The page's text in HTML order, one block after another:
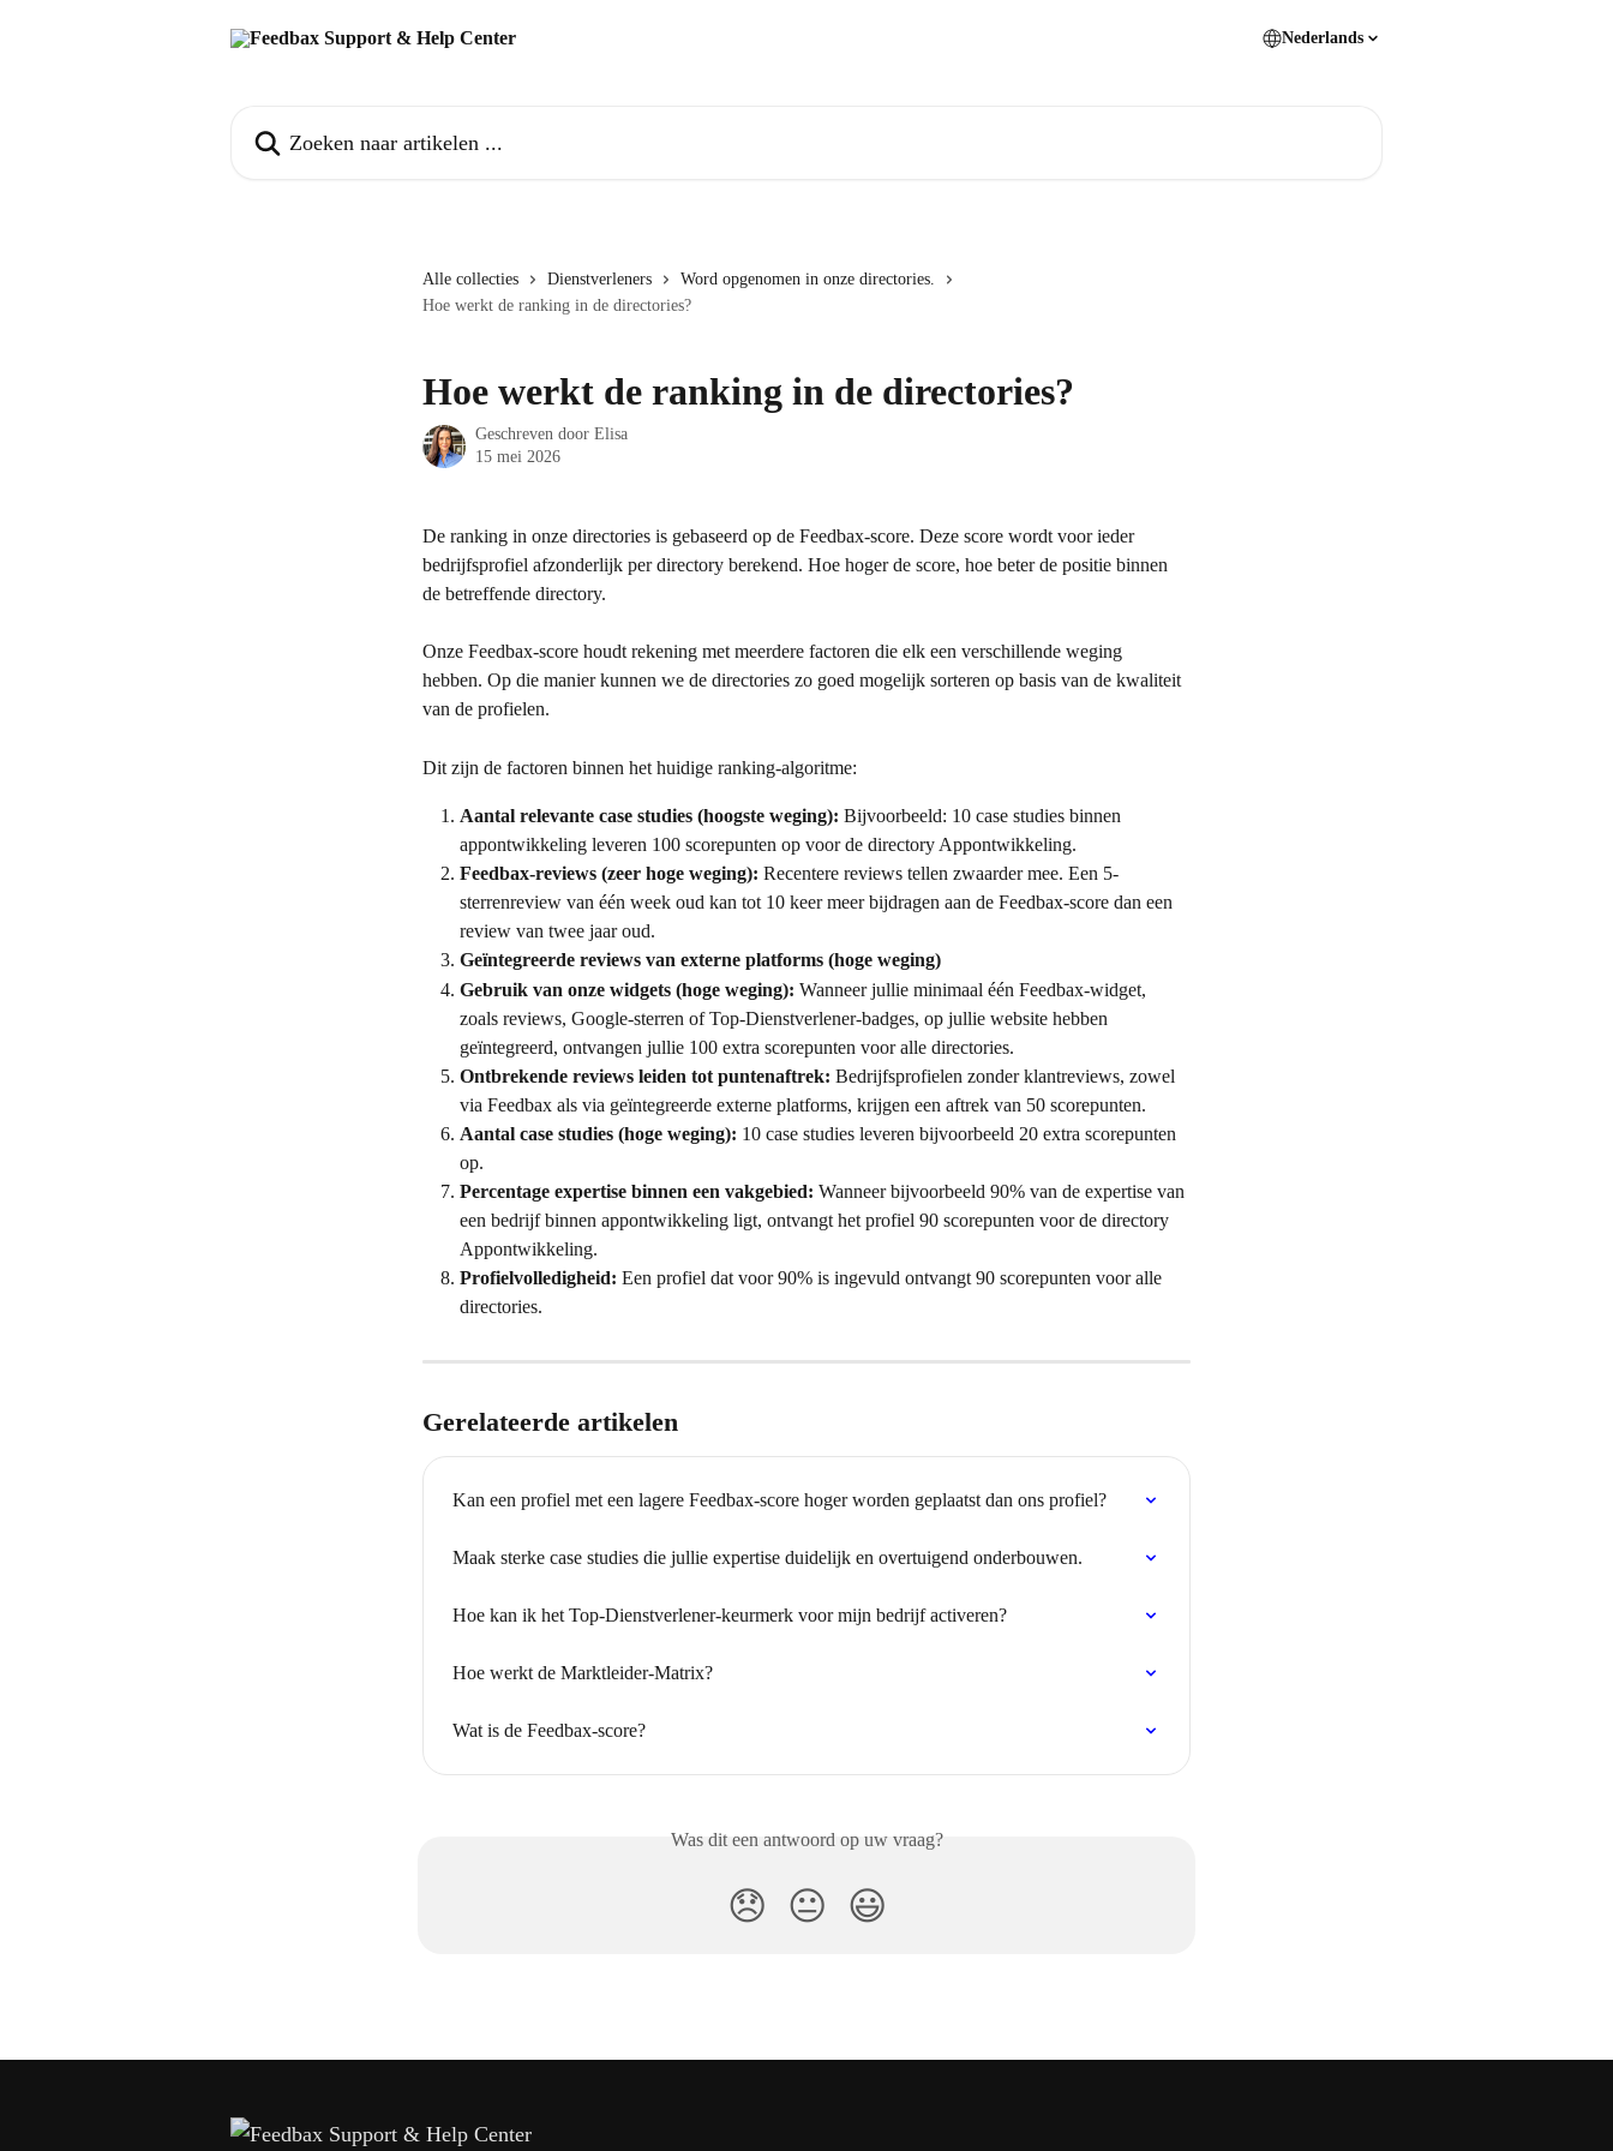
Nederlands
Alle collecties Dienstverleners
Word opgenomen in onze directories.
Hoe werkt de ranking in de directories?
Hoe werkt de ranking in de directories?
Geschreven door Elisa
15 mei 2026
De ranking in onze directories is gebaseerd op de Feedbax-score. Deze score wordt voor ieder
bedrijfsprofiel afzonderlijk per directory berekend. Hoe hoger de score, hoe beter de positie binnen
de betreffende directory.
Onze Feedbax-score houdt rekening met meerdere factoren die elk een verschillende weging
hebben. Op die manier kunnen we de directories zo goed mogelijk sorteren op basis van de kwaliteit
van de profielen.
Dit zijn de factoren binnen het huidige ranking-algoritme:
Aantal relevante case studies (hoogste weging): Bijvoorbeeld: 10 case studies binnen
appontwikkeling leveren 100 scorepunten op voor de directory Appontwikkeling.
Feedbax-reviews (zeer hoge weging): Recentere reviews tellen zwaarder mee. Een 5-
sterrenreview van één week oud kan tot 10 keer meer bijdragen aan de Feedbax-score dan een
review van twee jaar oud.
Geïntegreerde reviews van externe platforms (hoge weging)
Gebruik van onze widgets (hoge weging): Wanneer jullie minimaal één Feedbax-widget,
zoals reviews, Google-sterren of Top-Dienstverlener-badges, op jullie website hebben
geïntegreerd, ontvangen jullie 100 extra scorepunten voor alle directories.
Ontbrekende reviews leiden tot puntenaftrek: Bedrijfsprofielen zonder klantreviews, zowel
via Feedbax als via geïntegreerde externe platforms, krijgen een aftrek van 50 scorepunten.
Aantal case studies (hoge weging): 10 case studies leveren bijvoorbeeld 20 extra scorepunten
op.
Percentage expertise binnen een vakgebied: Wanneer bijvoorbeeld 90% van de expertise van
een bedrijf binnen appontwikkeling ligt, ontvangt het profiel 90 scorepunten voor de directory
Appontwikkeling.
Profielvolledigheid: Een profiel dat voor 90% is ingevuld ontvangt 90 scorepunten voor alle
directories.
Gerelateerde artikelen
Kan een profiel met een lagere Feedbax-score hoger worden geplaatst dan ons profiel?
Maak sterke case studies die jullie expertise duidelijk en overtuigend onderbouwen.
Hoe kan ik het Top-Dienstverlener-keurmerk voor mijn bedrijf activeren?
Hoe werkt de Marktleider-Matrix?
Wat is de Feedbax-score?
Was dit een antwoord op uw vraag?
😞 😐 😃